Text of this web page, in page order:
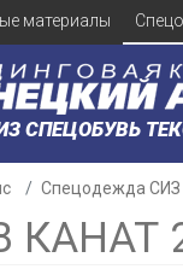
материалы
СПЕЦОБУВЬ
Спецодежда СИЗ
КАНАТ